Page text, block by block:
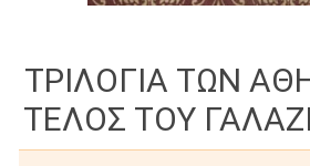
ΤΡΙΛΟΓΙΑ ΤΩΝ
ΤΕΛΟΣ ΤΟΥ